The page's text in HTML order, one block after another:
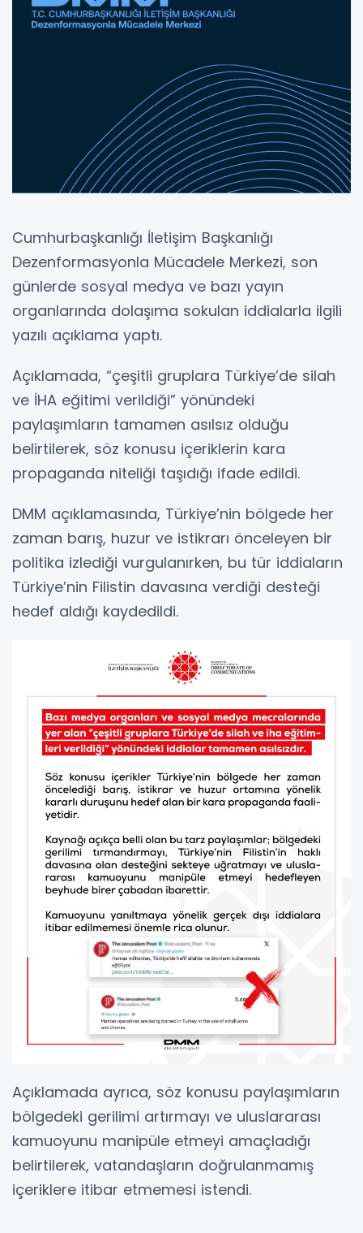
Cumhurbaşkanlığı İletişim Başkanlığı
Dezenformasyonla Mücadele Merkezi, son
günlerde sosyal medya ve bazı yayın
organlarında dolaşıma sokulan iddialarla ilgili
yazılı açıklama yaptı.
Açıklamada, “çeşitli gruplara Türkiye’de silah
ve İHA eğitimi verildiği” yönündeki
paylaşımların tamamen asılsız olduğu
belirtilerek, söz konusu içeriklerin kara
propaganda niteliği taşıdığı ifade edildi.
DMM açıklamasında, Türkiye’nin bölgede her
zaman barış, huzur ve istikrarı önceleyen bir
politika izlediği vurgulanırken, bu tür iddiaların
Türkiye’nin Filistin davasına verdiği desteği
hedef aldığı kaydedildi.
Açıklamada ayrıca, söz konusu paylaşımların
bölgedeki gerilimi artırmayı ve uluslararası
kamuoyunu manipüle etmeyi amaçladığı
belirtilerek, vatandaşların doğrulanmamış
içeriklere itibar etmemesi istendi.